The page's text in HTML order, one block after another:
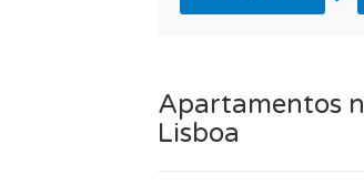
Apartamentos
Lisboa